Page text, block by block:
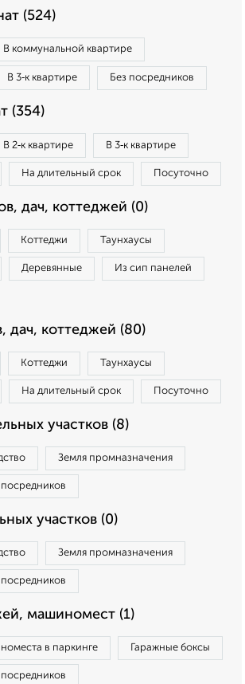
(524)
В коммунальной квартире
В 3‑к квартире Без посредников
(354)
В 2‑к квартире В 3‑к квартире
На длительный срок Посуточно
дач, коттеджей (0)
Коттеджи Таунхаусы
Деревянные Из сип панелей
дач, коттеджей (80)
Коттеджи Таунхаусы
На длительный срок Посуточно
участков (8)
Земля промназначения
посредников
участков (0)
Земля промназначения
посредников
машиномест (1)
в паркинге Гаражные боксы
посредников